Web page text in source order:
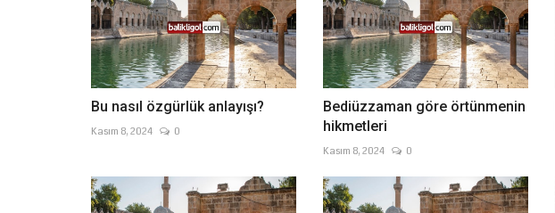
Bu nasıl özgürlük anlayışı?
Kasım 8, 2024 0
Bediüzzaman göre örtünmenin
hikmetleri
Kasım 8, 2024 0